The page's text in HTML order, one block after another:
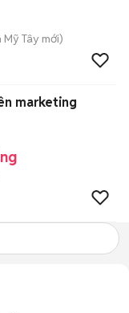
Mỹ Tây mới)
marketing